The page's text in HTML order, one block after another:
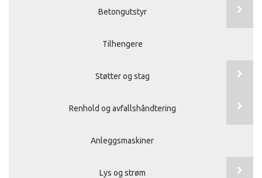
Betongutstyr
Tilhengere
Støtter og stag
Renhold og avfallshåndtering
Anleggsmaskiner
Lys og strøm